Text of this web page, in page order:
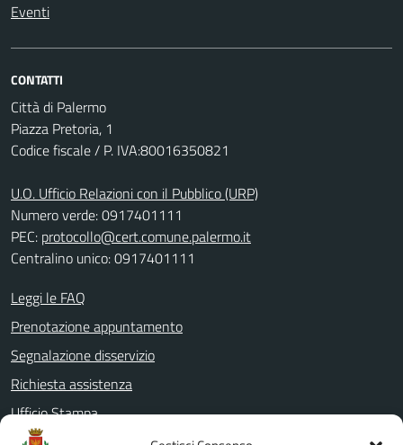
Eventi
CONTATTI
Città di Palermo
Piazza Pretoria, 1
Codice fiscale / P. IVA:80016350821
U.O. Ufficio Relazioni con il Pubblico (URP)
Numero verde: 0917401111
PEC: protocollo@cert.comune.palermo.it
Centralino unico: 0917401111
Leggi le FAQ
Prenotazione appuntamento
Segnalazione disservizio
Richiesta assistenza
Ufficio Stampa